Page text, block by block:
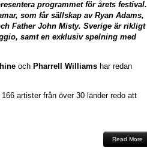
programmet för årets festival.
som får sällskap av Ryan Adams,
Father John Misty. Sverige är rikligt
samt en exklusiv spelning med
och Pharrell Williams har redan
artister från över 30 länder redo att
Read More